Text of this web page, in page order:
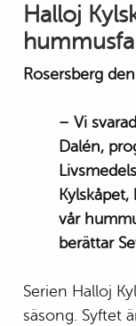
Halloj
Rosersberg
– Vi
Dalén,
vår
berättar
Serien Halloj
säsong. Syftet